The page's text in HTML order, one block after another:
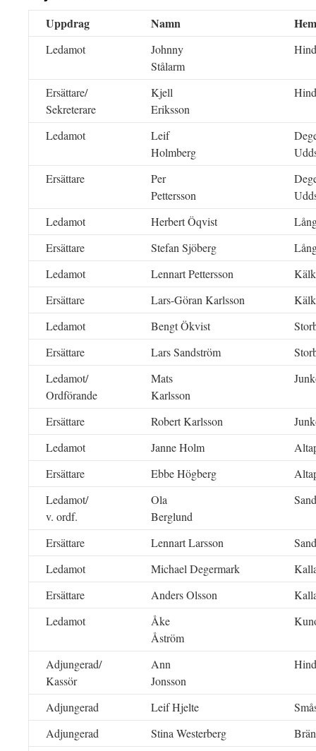
Uppdrag Namn
Ledamot
Johnny
Stålarm
Ersättare/
Sekreterare
Kjell
Eriksson
Ledamot
Leif
Holmberg
Ersättare
Per
Pettersson
Ledamot
Herbert Öqvist
Ersättare
Stefan Sjöberg
Ledamot
Lennart Pettersson
Ersättare
Lars-Göran Karlsson
Ledamot
Bengt Ökvist
Ersättare
Lars Sandström
Ledamot/
Ordförande
Mats
Karlsson
Ersättare Robert Karlsson
Ledamot
Janne Holm
Ersättare
Ebbe Högberg
Ledamot/
v. ordf.
Ola
Berglund
Ersättare Lennart Larsson
Ledamot
Michael Degermark
Ersättare
Anders Olsson
Ledamot
Åke
Åström
Adjungerad/
Kassör
Ann
Jonsson
Adjungerad Leif Hjelte
Adjungerad
Stina Westerberg